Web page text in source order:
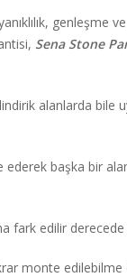
genleşme
Sena Stone
alanlarda bile
başka bir
fark edilir derecede
monte edilebilme